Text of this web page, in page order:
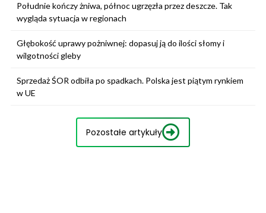
Południe kończy żniwa, północ ugrzęzła przez deszcze. Tak
wygląda sytuacja w regionach
Głębokość uprawy pożniwnej: dopasuj ją do ilości słomy i
wilgotności gleby
Sprzedaż ŚOR odbiła po spadkach. Polska jest piątym rynkiem
w UE
Pozostałe artykuły